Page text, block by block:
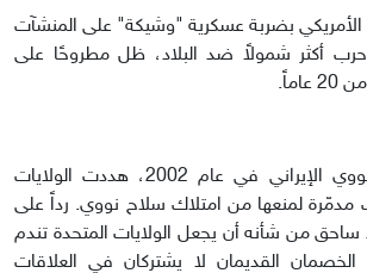
الأمريكي بضربة عسكرية "وشيكة" على المنشآت
أو حرب أكثر شمولاً ضد البلاد، ظل مطروحًا على
منذ اندلاع الجدل النووي الإيراني في عام 2002، هددت الولايات
مدمّرة لمنعها من امتلاك سلاح نووي. رداً على
ساحق من شأنه أن يجعل الولايات المتحدة تندم
القديمان لا يشتركان في العلاقات